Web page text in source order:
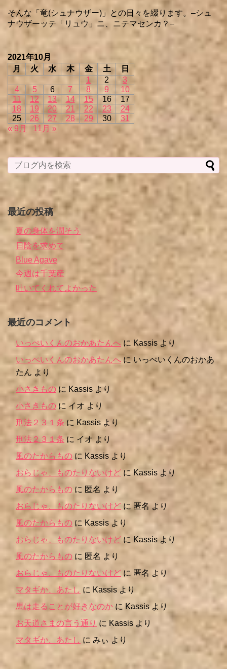
そんな「竜(シュナウザー)」との日々を綴ります。–シュ
ナウザーッテ「リュウ」ニ、ニテマセンカ？–
2021年10月
月
火 水 木 金 土
日
1
2
3
4
5 6 7 8 9
10
11
12 13 14 15 16
17
18
19 20 21 22 23
24
25
26 27 28 29 30
31
« 9月
11月 »
最近の投稿
夏の身体を潤そう
日陰を求めて
Blue Agave
今週は千葉産
吐いてくれてよかった
最近のコメント
いっぺいくんのおかあたんへ に Kassis より
いっぺいくんのおかあたんへに いっぺいくんのおかあ
たん より
小さきもの に Kassis より
小さきもの に イオ より
刑法２３１条 に Kassis より
刑法２３１条 に イオより
風のたからもの に Kassis より
おらじゃ、ものたりないけど に Kassis より
風のたからもの に 匿名 より
おらじゃ、ものたりないけど に 匿名より
風のたからもの に Kassis より
おらじゃ、ものたりないけど に Kassisより
風のたからもの に 匿名 より
おらじゃ、ものたりないけど に 匿名 より
マタギか、あたし に Kassis より
馬は走ることが好きなのか に Kassisより
お天道さまの言う通り に Kassis より
マタギか、あたし に みぃ より